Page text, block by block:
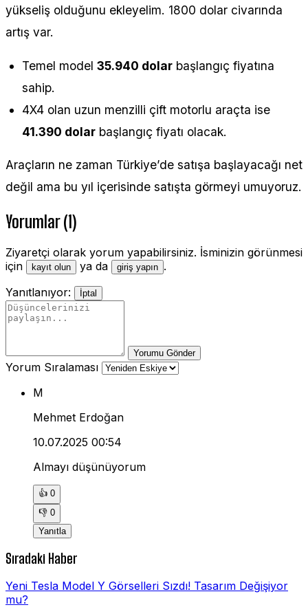
yükseliş olduğunu ekleyelim. 1800 dolar civarında
artış var.
Temel model 35.940 dolar başlangıç fiyatına
sahip.
4X4 olan uzun menzilli çift motorlu araçta ise
41.390 dolar başlangıç fiyatı olacak.
Araçların ne zaman Türkiye’de satışa başlayacağı net
değil ama bu yıl içerisinde satışta görmeyi umuyoruz.
Yorumlar (1)
Ziyaretçi olarak yorum yapabilirsiniz. İsminizin görünmesi
için
kayıt olun ya da giriş yapın .
Yanıtlanıyor:
İptal
Yorumu Gönder
Yorum Sıralaması
M
Mehmet Erdoğan
10.07.2025 00:54
Almayı düşünüyorum
👍 0
👎 0
Yanıtla
Sıradaki Haber
Yeni Tesla Model Y Görselleri Sızdı! Tasarım Değişiyor
mu?